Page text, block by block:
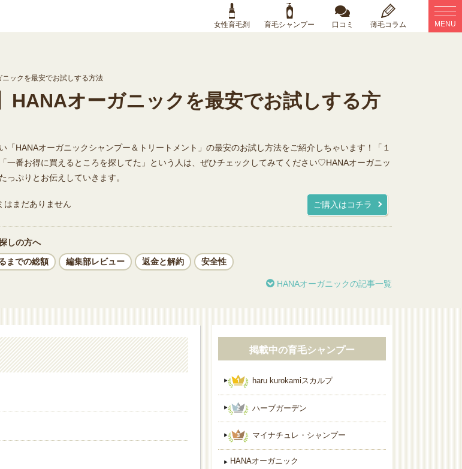
MENU
女性育毛剤 育毛シャンプー 口コミ 薄毛コラム
public_html/wp/wp-content/themes/mou-a-mount/single.php on line21
ニックを最安でお試しする方法
HANAオーガニックを最安でお試しする方
「HANAオーガニックシャンプー＆トリートメント」の最安のお試し方法をご紹介しちゃいます！「１
一番お得に買えるところを探してた」という人は、ぜひチェックしてみてください♡HANAオーガニッ
っぷりとお伝えしていきます。
はまだありません ご購入はコチラ
しの方へ
までの総額 編集部レビュー 返金と解約 安全性
HANAオーガニックの記事一覧
掲載中の育毛シャンプー
haru kurokamiスカルプ
ハーブガーデン
マイナチュレ・シャンプー
HANAオーガニック